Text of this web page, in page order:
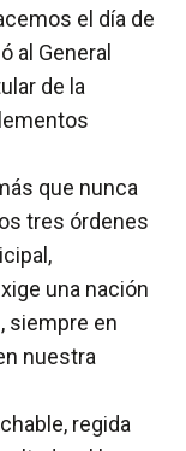
el día de
al General
de la
que nunca
tres órdenes
una nación
siempre en
nuestra
regida